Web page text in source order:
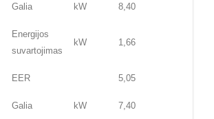
Galia kW 8,40
Energijos
suvartojimas
kW 1,66
EER 5,05
Galia kW 7,40